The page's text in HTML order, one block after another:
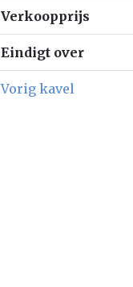
Verkoopprijs
Eindigt over
Vorig kavel